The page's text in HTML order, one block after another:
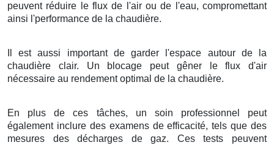
peuvent réduire le flux de l'air ou de l'eau, compromettant
ainsi l'performance de la chaudière.
Il est aussi important de garder l'espace autour de la
chaudière clair. Un blocage peut gêner le flux d'air
nécessaire au rendement optimal de la chaudière.
En plus de ces tâches, un soin professionnel peut
également inclure des examens de efficacité, tels que des
mesures des décharges de gaz. Ces tests peuvent